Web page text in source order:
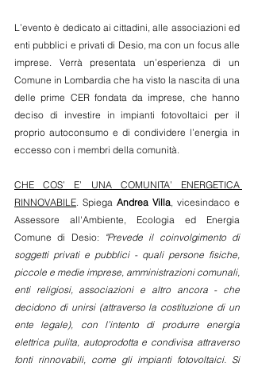
L’evento è dedicato ai cittadini, alle associazioni ed
enti pubblici e privati di Desio, ma con un focus alle
imprese. Verrà presentata un’esperienza di un
Comune in Lombardia che ha visto la nascita di una
delle prime CER fondata da imprese, che hanno
deciso di investire in impianti fotovoltaici per il
proprio autoconsumo e di condividere l’energia in
eccesso con i membri della comunità.
CHE COS’ E’ UNA COMUNITA’ ENERGETICA
RINNOVABILE. Spiega Andrea Villa, vicesindaco e
Assessore all'Ambiente, Ecologia ed Energia
Comune di Desio: "Prevede il coinvolgimento di
soggetti privati e pubblici - quali persone fisiche,
piccole e medie imprese, amministrazioni comunali,
enti religiosi, associazioni e altro ancora - che
decidono di unirsi (attraverso la costituzione di un
ente legale), con l’intento di produrre energia
elettrica pulita, autoprodotta e condivisa attraverso
fonti rinnovabili, come gli impianti fotovoltaici. Si